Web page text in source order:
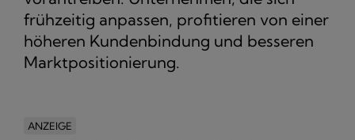
frühzeitig anpassen, profitieren von einer
höheren Kundenbindung und besseren
Marktpositionierung.
ANZEIGE